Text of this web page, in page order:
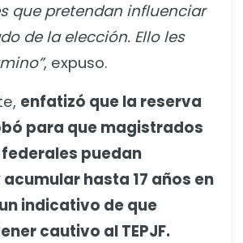
que pretendan influenciar
de la elección. Ello les
, expuso.
enfatizó que la reserva
para que magistrados
puedan
hasta 17 años en
indicativo de que
cautivo al TEPJF.